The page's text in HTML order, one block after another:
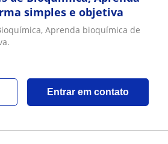
simples e objetiva
Aprenda bioquímica de
Entrar em contato